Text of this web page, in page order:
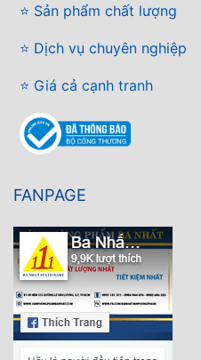
⭐ Sản phẩm chất lượng
⭐ Dịch vụ chuyên nghiệp
⭐ Giá cả cạnh tranh
FANPAGE